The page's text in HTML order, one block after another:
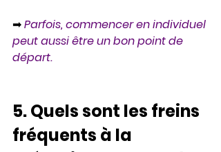
➡ Parfois, commencer en individuel
peut aussi être un bon point de
départ.
5. Quels sont les freins
fréquents à la